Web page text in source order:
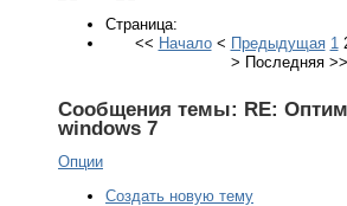
Страница:
<< Начало< Предыдущая 1
> Последняя>>
Сообщения темы: RE:
windows 7
Опции
Создать новую тему